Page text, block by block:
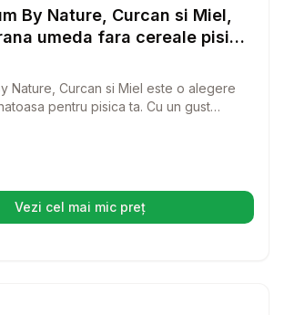
Hrana Umeda Pisici
By Nature, Curcan si Miel,
umeda fara cereale pisici,
Nature, Curcan si Miel este o alegere
pentru pisica ta. Cu un gust
fara cereale va oferi pisicii tale o masa
Vezi cel mai mic preț(se deschide într-o filă nouă)